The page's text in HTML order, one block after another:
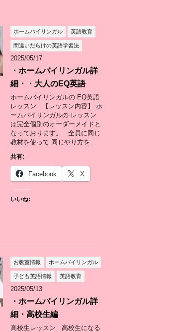
ホームバイリンガル 英語教育
間違いだらけの英語学習法
2025/05/17
・ホームバイリンガル詳
細・・大人のEQ英語
ホームバイリンガルの EQ英語
レッスン 【レッスン内容】 ホ
ームバイリンガルの レッスン
は完全個別のオーダーメイドと
なっております。 全員に同じ
教材を使って 同じやり方を ...
共有:
Facebook X
いいね:
お教室情報 ホームバイリンガル
子ども英語情報 英語教育
2025/05/13
・ホームバイリンガル詳
細・高校生編
高校生レッスン 高校生になる